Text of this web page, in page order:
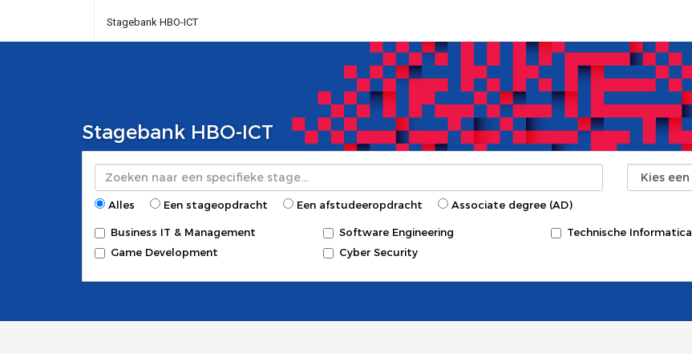
Stagebank HBO-ICT
Stagebank HBO-ICT
Zoeken
Alles Een stageopdracht Een afstudeeropdracht Associate degree (AD)
Business IT & Management
Game Development
Software Engineering
Cyber Security
Technische Informatica